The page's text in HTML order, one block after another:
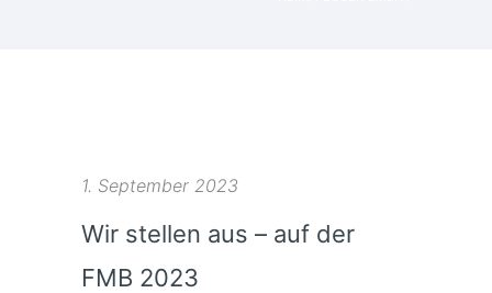
1. September 2023
Wir stellen aus – auf der
FMB 2023